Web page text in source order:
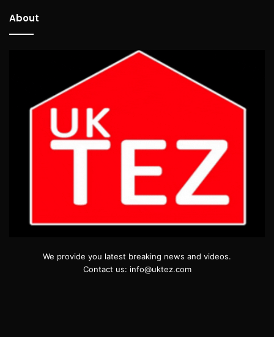
About
We provide you latest breaking news and videos.
Contact us: info@uktez.com